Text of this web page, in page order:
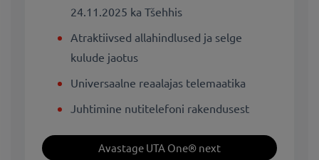
24.11.2025 ka Tšehhis
Atraktiivsed allahindlused ja selge
kulude jaotus
Universaalne reaalajas telemaatika
Juhtimine nutitelefoni rakendusest
Avastage UTA One® next